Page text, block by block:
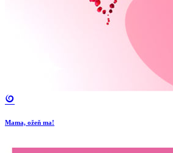
Mama, ožeň ma!